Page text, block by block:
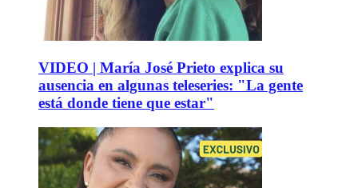
VIDEO | María José Prieto explica su
ausencia en algunas teleseries: "La gente
está donde tiene que estar"